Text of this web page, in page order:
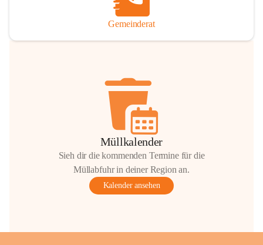
Gemeinderat
Müllkalender
Sieh dir die kommenden Termine für die
Müllabfuhr in deiner Region an.
Kalender ansehen